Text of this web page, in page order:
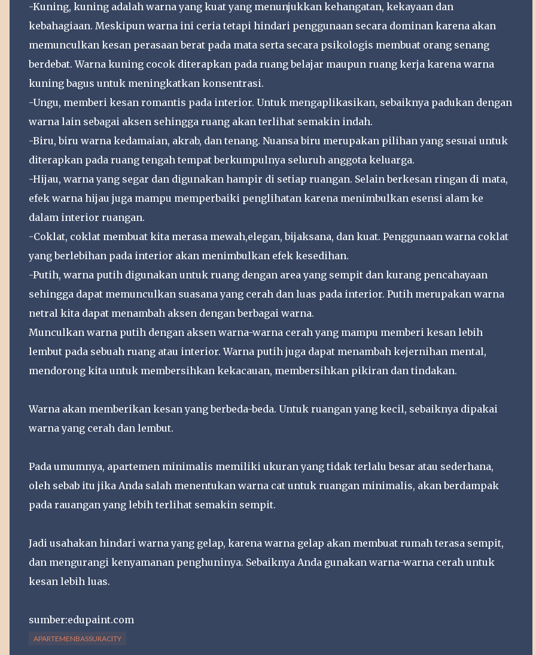
-Kuning, kuning adalah warna yang kuat yang menunjukkan kehangatan, kekayaan dan
kebahagiaan. Meskipun warna ini ceria tetapi hindari penggunaan secara dominan karena akan
memunculkan kesan perasaan berat pada mata serta secara psikologis membuat orang senang
berdebat. Warna kuning cocok diterapkan pada ruang belajar maupun ruang kerja karena warna
kuning bagus untuk meningkatkan konsentrasi.
-Ungu, memberi kesan romantis pada interior. Untuk mengaplikasikan, sebaiknya padukan dengan
warna lain sebagai aksen sehingga ruang akan terlihat semakin indah.
-Biru, biru warna kedamaian, akrab, dan tenang. Nuansa biru merupakan pilihan yang sesuai untuk
diterapkan pada ruang tengah tempat berkumpulnya seluruh anggota keluarga.
-Hijau, warna yang segar dan digunakan hampir di setiap ruangan. Selain berkesan ringan di mata,
efek warna hijau juga mampu memperbaiki penglihatan karena menimbulkan esensi alam ke
dalam interior ruangan.
-Coklat, coklat membuat kita merasa mewah,elegan, bijaksana, dan kuat. Penggunaan warna coklat
yang berlebihan pada interior akan menimbulkan efek kesedihan.
-Putih, warna putih digunakan untuk ruang dengan area yang sempit dan kurang pencahayaan
sehingga dapat memunculkan suasana yang cerah dan luas pada interior. Putih merupakan warna
netral kita dapat menambah aksen dengan berbagai warna.
Munculkan warna putih dengan aksen warna-warna cerah yang mampu memberi kesan lebih
lembut pada sebuah ruang atau interior. Warna putih juga dapat menambah kejernihan mental,
mendorong kita untuk membersihkan kekacauan, membersihkan pikiran dan tindakan.
Warna akan memberikan kesan yang berbeda-beda. Untuk ruangan yang kecil, sebaiknya dipakai
warna yang cerah dan lembut.
Pada umumnya, apartemen minimalis memiliki ukuran yang tidak terlalu besar atau sederhana,
oleh sebab itu jika Anda salah menentukan warna cat untuk ruangan minimalis, akan berdampak
pada rauangan yang lebih terlihat semakin sempit.
Jadi usahakan hindari warna yang gelap, karena warna gelap akan membuat rumah terasa sempit,
dan mengurangi kenyamanan penghuninya. Sebaiknya Anda gunakan warna-warna cerah untuk
kesan lebih luas.
sumber:edupaint.com
APARTEMENBASSURACITY